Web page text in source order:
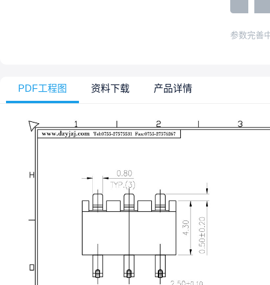
参数完善
PDF工程图 资料下载 产品详情